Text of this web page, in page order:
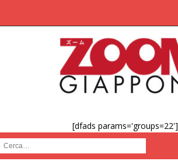
[dfads params='groups=22']
Cerca :